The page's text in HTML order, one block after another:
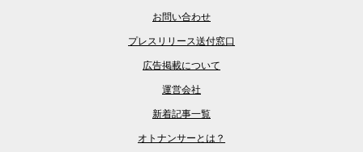
お問い合わせ
プレスリリース送付窓口
広告掲載について
運営会社
新着記事一覧
オトナンサーとは？